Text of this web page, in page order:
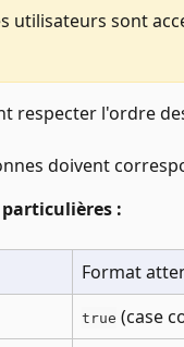
utilisateurs sont
respecter l'ordre
doivent
particulières :
Format
true (case